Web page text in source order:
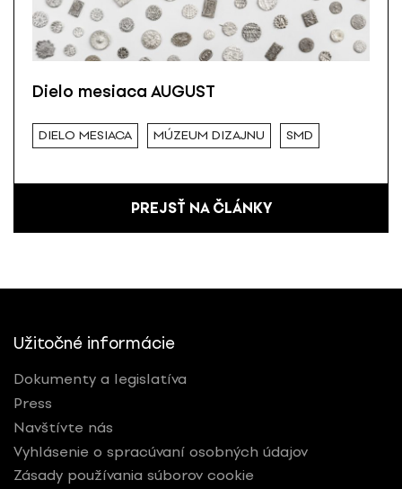
Dielo mesiaca AUGUST
DIELO MESIACA MÚZEUM DIZAJNU SMD
PREJSŤ NA ČLÁNKY
Užitočné informácie
Dokumenty a legislatíva
Press
Navštívte nás
Vyhlásenie o spracúvaní osobných údajov
Zásady používania súborov cookie